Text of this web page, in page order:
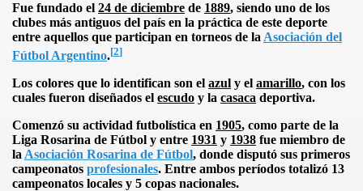
Fue fundado el 24 de diciembre de 1889, siendo uno de los
clubes más antiguos del país en la práctica de este deporte
entre aquellos que participan en torneos de laAsociación del
Fútbol Argentino.[2]
Los colores que lo identifican son el azul y el amarillo, con los
cuales fueron diseñados el escudo y la casaca deportiva.
Comenzó su actividad futbolística en 1905, como parte de la
Liga Rosarina de Fútbol y entre 1931 y 1938 fue miembro de
la Asociación Rosarina de Fútbol, donde disputó sus primeros
campeonatos profesionales. Entre ambos períodos totalizó 13
campeonatos locales y 5 copas nacionales.